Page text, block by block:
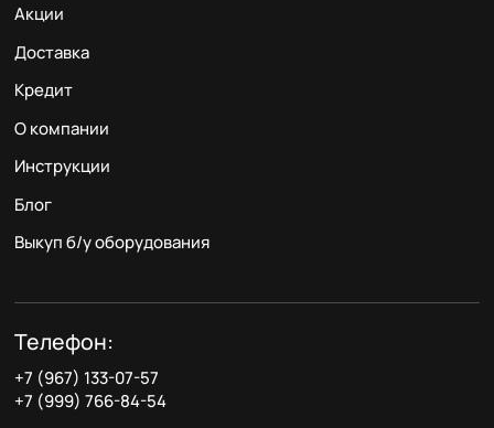
Акции
Доставка
Кредит
О компании
Инструкции
Блог
Выкуп б/у оборудования
Телефон:
+7 (967) 133-07-57
+7 (999) 766-84-54